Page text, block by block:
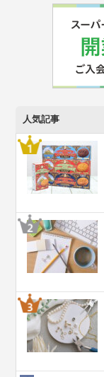
人気記事